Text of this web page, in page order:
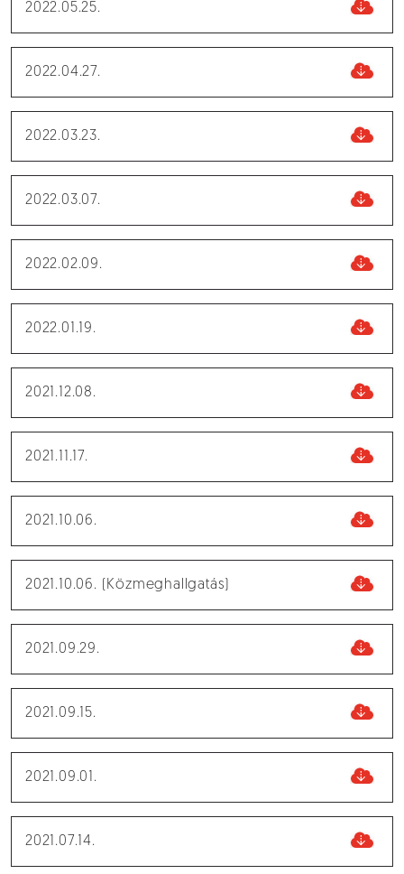
2022.05.25.
2022.04.27.
2022.03.23.
2022.03.07.
2022.02.09.
2022.01.19.
2021.12.08.
2021.11.17.
2021.10.06.
2021.10.06. (Közmeghallgatás)
2021.09.29.
2021.09.15.
2021.09.01.
2021.07.14.